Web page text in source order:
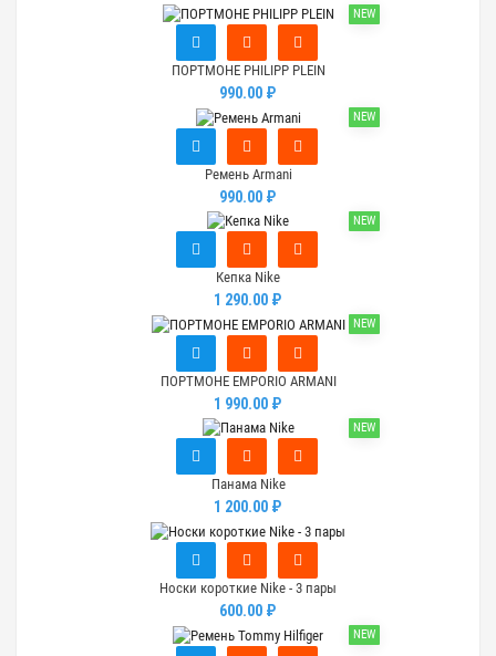
NEW
ПОРТМОНЕ PHILIPP PLEIN
990.00 ₽
NEW
Ремень Armani
990.00 ₽
NEW
Кепка Nike
1 290.00 ₽
NEW
ПОРТМОНЕ EMPORIO ARMANI
1 990.00 ₽
NEW
Панама Nike
1 200.00 ₽
Носки короткие Nike - 3 пары
600.00 ₽
NEW